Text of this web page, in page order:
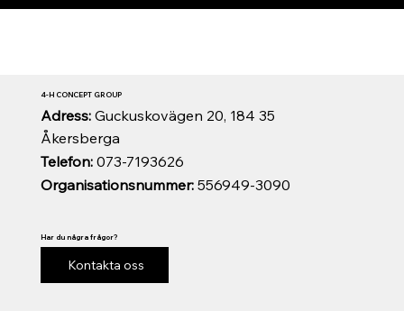
Organisationsnummer:556949-3090
Telefon:073-7193626
Adress: Guckuskovägen 20, 184 35
Åkersberga
4-H CONCEPT GROUP
Har du några frågor?
Kontakta oss